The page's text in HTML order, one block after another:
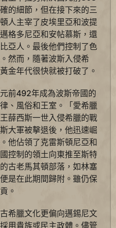
的細節，但在接下來的三
人主宰了皮埃里亞和波提
格多尼亞和安帖慕斯，還
亞人。最後他們控制了色
然而，隨著波斯入侵希
金年代很快就被打破了。
前492年成為波斯帝國的
、風俗和王室。「愛希臘
薛西斯一世入侵希臘的戰
大軍被擊退後，他迅速崛
他佔領了克雷斯頓尼亞和
控制的領土向東推至斯特
古老馬其頓部落，如林塞
是在此期間歸附。雖仍保
。
希臘文化更偏向邁錫尼文
用貴族或民主政體。儘管